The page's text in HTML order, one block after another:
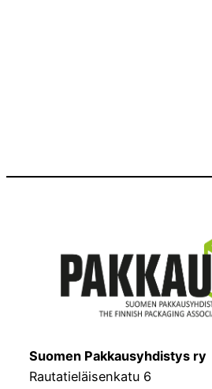
Suomen Pakkausyhdistys ry
Rautatieläisenkatu 6